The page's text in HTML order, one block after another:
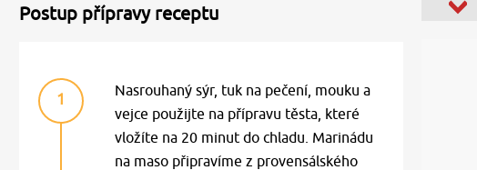
Postup přípravy receptu
1
Nasrouhaný sýr, tuk na pečení, mouku a
vejce použijte na přípravu těsta, které
vložíte na 20 minut do chladu. Marinádu
na maso připravíme z provensálského